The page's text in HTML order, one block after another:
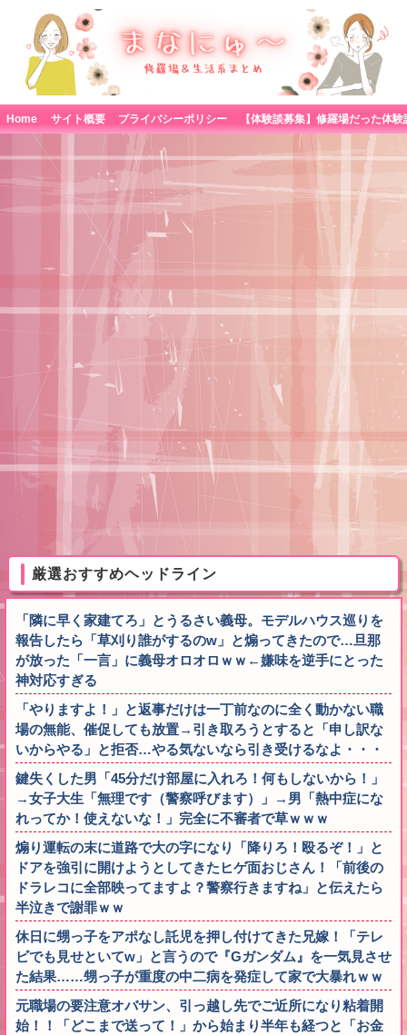
Home サイト概要 プライバシーポリシー
厳選おすすめヘッドライン
「隣に早く家建てろ」とうるさい義母。モデルハウス巡りを
報告したら「草刈り誰がするのw」と煽ってきたので…旦那
が放った「一言」に義母オロオロｗｗ←嫌味を逆手にとった
神対応すぎる
「やりますよ！」と返事だけは一丁前なのに全く動かない職
場の無能、催促しても放置→引き取ろうとすると「申し訳な
いからやる」と拒否…やる気ないなら引き受けるなよ・・・
鍵失くした男「45分だけ部屋に入れろ！何もしないから！」
→女子大生「無理です（警察呼びます）」→男「熱中症にな
れってか！使えないな！」完全に不審者で草ｗｗｗ
煽り運転の末に道路で大の字になり「降りろ！殴るぞ！」と
ドアを強引に開けようとしてきたヒゲ面おじさん！「前後の
ドラレコに全部映ってますよ？警察行きますね」と伝えたら
半泣きで謝罪ｗｗ
休日に甥っ子をアポなし託児を押し付けてきた兄嫁！「テレ
ビでも見せといてw」と言うので『Gガンダム』を一気見させ
た結果……甥っ子が重度の中二病を発症して家で大暴れｗｗ
元職場の要注意オバサン、引っ越し先でご近所になり粘着開
始！！「どこまで送って！」から始まり半年も経つと「お金